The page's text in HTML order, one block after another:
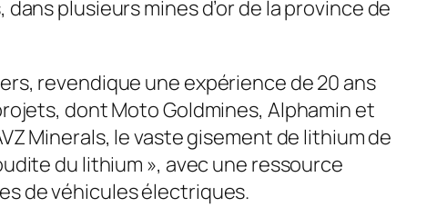
plusieurs mines d’or de la province de
revendique une expérience de 20 ans
dont Moto Goldmines, Alphamin et
Minerals, le vaste gisement de lithium de
du lithium », avec une ressource
de véhicules électriques.